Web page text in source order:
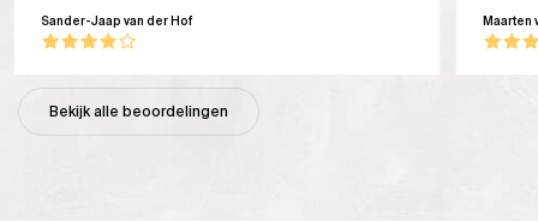
Sander-Jaap van der Hof Maarten
Bekijk alle beoordelingen